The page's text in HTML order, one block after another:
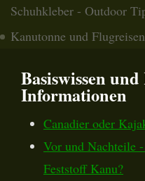
Schuhkleber - Outdoor
Kanutonne und
Basiswissen
Informationen
Canadier oder
Vor und Nachteile
Feststoff Kanu?